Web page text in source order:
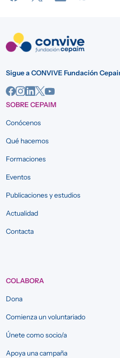
Sigue a CONVIVE Fundación
SOBRE CEPAIM
Conócenos
Qué hacemos
Formaciones
Eventos
Publicaciones y estudios
Actualidad
Contacta
COLABORA
Dona
Comienza un voluntariado
Únete como socio/a
Apoya una campaña